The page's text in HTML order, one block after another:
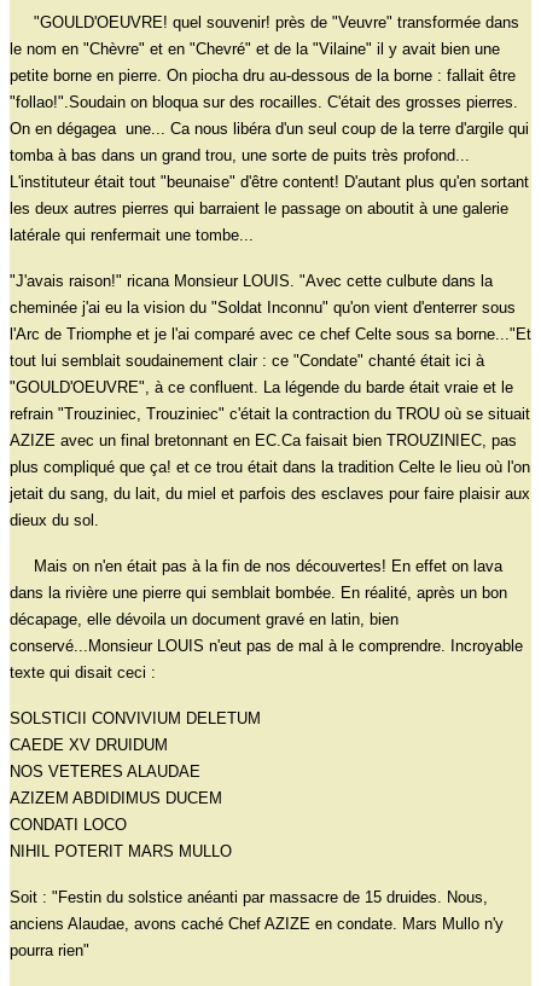
"GOULD'OEUVRE! quel souvenir! près de "Veuvre" transformée dans
le nom en "Chèvre" et en "Chevré" et de la "Vilaine" il y avait bien une
petite borne en pierre. On piocha dru au-dessous de la borne : fallait être
"follao!".Soudain on bloqua sur des rocailles. C'était des grosses pierres.
On en dégagea une... Ca nous libéra d'un seul coup de la terre d'argile qui
tomba à bas dans un grand trou, une sorte de puits très profond...
L'instituteur était tout "beunaise" d'être content! D'autant plus qu'en sortant
les deux autres pierres qui barraient le passage on aboutit à une galerie
latérale qui renfermait une tombe...
"J'avais raison!" ricana Monsieur LOUIS. "Avec cette culbute dans la
cheminée j'ai eu la vision du "Soldat Inconnu" qu'on vient d'enterrer sous
l'Arc de Triomphe et je l'ai comparé avec ce chef Celte sous sa borne..."Et
tout lui semblait soudainement clair : ce "Condate" chanté était ici à
"GOULD'OEUVRE", à ce confluent. La légende du barde était vraie et le
refrain "Trouziniec, Trouziniec" c'était la contraction du TROU où se situait
AZIZE avec un final bretonnant en EC.Ca faisait bien TROUZINIEC, pas
plus compliqué que ça! et ce trou était dans la tradition Celte le lieu où l'on
jetait du sang, du lait, du miel et parfois des esclaves pour faire plaisir aux
dieux du sol.
Mais on n'en était pas à la fin de nos découvertes! En effet on lava
dans la rivière une pierre qui semblait bombée. En réalité, après un bon
décapage, elle dévoila un document gravé en latin, bien
conservé...Monsieur LOUIS n'eut pas de mal à le comprendre. Incroyable
texte qui disait ceci :
SOLSTICII CONVIVIUM DELETUM
CAEDE XV DRUIDUM
NOS VETERES ALAUDAE
AZIZEM ABDIDIMUS DUCEM
CONDATI LOCO
NIHIL POTERIT MARS MULLO
Soit : "Festin du solstice anéanti par massacre de 15 druides. Nous,
anciens Alaudae, avons caché Chef AZIZE en condate. Mars Mullo n'y
pourra rien"